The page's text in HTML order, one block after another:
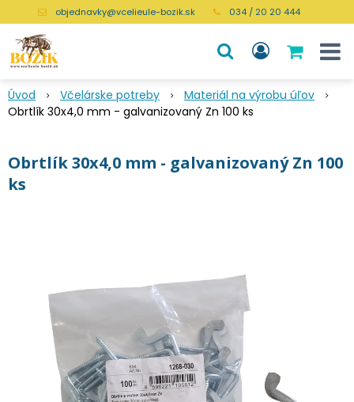
objednavky@vcelieule-bozik.sk 034 / 20 20 444
Úvod Včelárske potreby
Materiál na výrobu úľov
Obrtlík 30x4,0 mm - galvanizovaný Zn 100 ks
Obrtlík 30x4,0 mm - galvanizovaný Zn 100
ks